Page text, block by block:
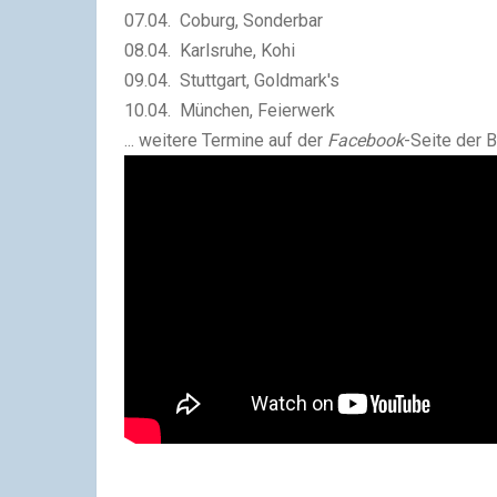
07.04. Coburg, Sonderbar
08.04. Karlsruhe, Kohi
09.04. Stuttgart, Goldmark's
10.04. München, Feierwerk
... weitere Termine auf der Facebook-Seite der